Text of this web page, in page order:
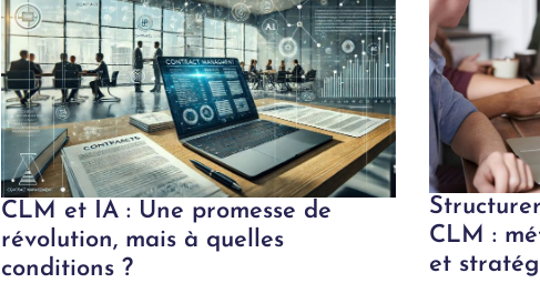
CLM et IA : Une promesse de
révolution, mais à quelles
conditions ?
CLM :
et